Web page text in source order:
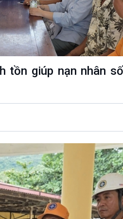
Video
Infographic
E-Magazine
tồn giúp nạn nhân